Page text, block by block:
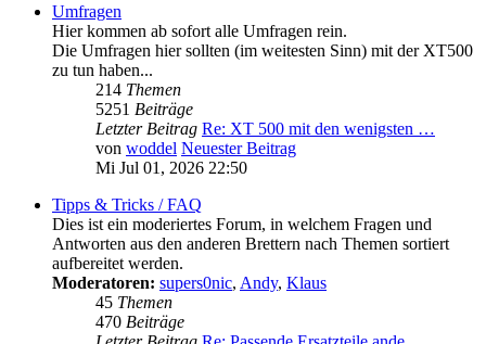
Umfragen
Hier kommen ab sofort alle Umfragen rein.
Die Umfragen hier sollten (im weitesten Sinn) mit der XT500
zu tun haben...
214 Themen
5251 Beiträge
Letzter Beitrag Re: XT 500 mit den wenigsten …
von woddel Neuester Beitrag
Mi Jul 01, 2026 22:50
Tipps & Tricks / FAQ
Dies ist ein moderiertes Forum, in welchem Fragen und
Antworten aus den anderen Brettern nach Themen sortiert
aufbereitet werden.
Moderatoren: supers0nic, Andy, Klaus
45 Themen
470 Beiträge